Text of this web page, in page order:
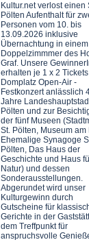
Kultur.net verlost einen
Pölten Aufenthalt für
Personen vom 10. bis
13.09.2026 inklusive
Übernachtung in einem
Doppelzimmmer des
Graf. Unsere
erhalten je 1 x 2
Domplatz Open-Air -
Festkonzert anlässlich
Jahre
Pölten und zur
der fünf Museen
St. Pölten, Museum am
Ehemalige Synagoge
Pölten, Das Haus der
Geschichte und Haus
Natur) und dessen
Sonderausstellungen.
Abgerundet wird unser
Kulturgewinn durch
Gutscheine für
Gerichte in der
dem Treffpunkt für
anspruchsvolle